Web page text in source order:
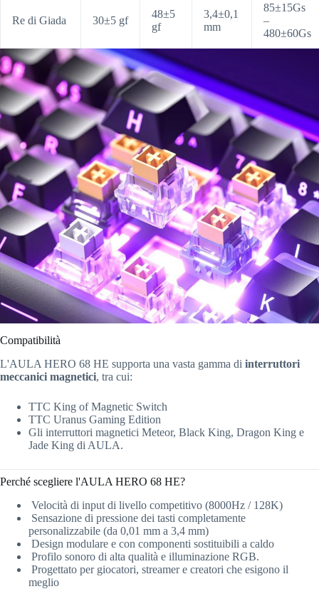
Re di Giada 30±5 gf
48±5
gf
3,4±0,1
mm
85±15Gs
–
480±60Gs
Compatibilità
L'AULA HERO 68 HE supporta una vasta gamma di interruttori
meccanici magnetici, tra cui:
TTC King of Magnetic Switch
TTC Uranus Gaming Edition
Gli interruttori magnetici Meteor, Black King, Dragon King e
Jade King di AULA.
Perché scegliere l'AULA HERO 68 HE?
Velocità di input di livello competitivo (8000Hz / 128K)
Sensazione di pressione dei tasti completamente
personalizzabile (da 0,01 mm a 3,4 mm)
Design modulare e con componenti sostituibili a caldo
Profilo sonoro di alta qualità e illuminazione RGB.
Progettato per giocatori, streamer e creatori che esigono il
meglio